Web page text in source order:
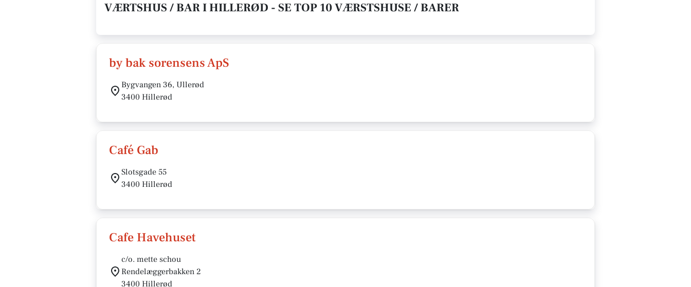
VÆRTSHUS / BAR I HILLERØD - SE TOP 10 VÆRSTSHUSE / BARER
by bak sorensens ApS
Bygvangen 36, Ullerød
3400 Hillerød
Café Gab
Slotsgade 55
3400 Hillerød
Cafe Havehuset
c/o. mette schou
Rendelæggerbakken 2
3400 Hillerød